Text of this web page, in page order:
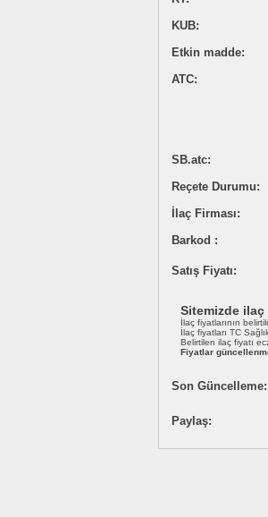
KUB:
Etkin madde:
ATC:
SB.atc:
Reçete Durumu:
İlaç Firması:
Barkod :
Satış Fiyatı:
Sitemizde ilaç
İlaç fiyatlarının
İlaç fiyatları TC
Belirtilen ilaç fiyatı
Fiyatlar
Son Güncelleme:
Paylaş: